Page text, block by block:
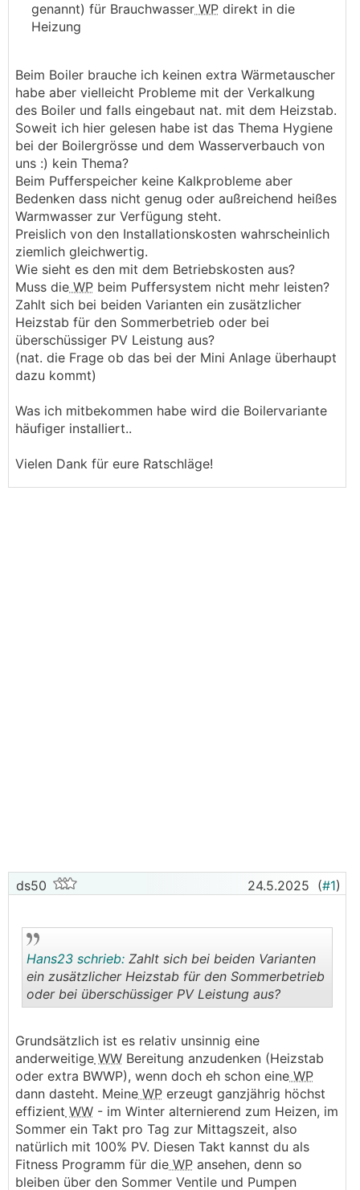
genannt) für Brauchwasser WP direkt in die
Heizung
Beim Boiler brauche ich keinen extra Wärmetauscher
habe aber vielleicht Probleme mit der Verkalkung
des Boiler und falls eingebaut nat. mit dem Heizstab.
Soweit ich hier gelesen habe ist das Thema Hygiene
bei der Boilergrösse und dem Wasserverbauch von
uns :) kein Thema?
Beim Pufferspeicher keine Kalkprobleme aber
Bedenken dass nicht genug oder außreichend heißes
Warmwasser zur Verfügung steht.
Preislich von den Installationskosten wahrscheinlich
ziemlich gleichwertig.
Wie sieht es den mit dem Betriebskosten aus?
Muss die WP beim Puffersystem nicht mehr leisten?
Zahlt sich bei beiden Varianten ein zusätzlicher
Heizstab für den Sommerbetrieb oder bei
überschüssiger PV Leistung aus?
(nat. die Frage ob das bei der Mini Anlage überhaupt
dazu kommt)
Was ich mitbekommen habe wird die Boilervariante
häufiger installiert..
Vielen Dank für eure Ratschläge!
ds50 24.5.2025 (#1)
Hans23 schrieb: Zahlt sich bei beiden Varianten
ein zusätzlicher Heizstab für den Sommerbetrieb
oder bei überschüssiger PV Leistung aus?
Grundsätzlich ist es relativ unsinnig eine
anderweitige WW Bereitung anzudenken (Heizstab
oder extra BWWP), wenn doch eh schon eine WP
dann dasteht. Meine WP erzeugt ganzjährig höchst
effizient WW - im Winter alternierend zum Heizen, im
Sommer ein Takt pro Tag zur Mittagszeit, also
natürlich mit 100% PV. Diesen Takt kannst du als
Fitness Programm für die WP ansehen, denn so
bleiben über den Sommer Ventile und Pumpen